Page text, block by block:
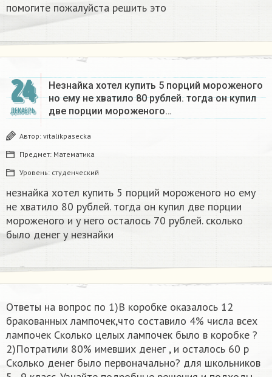
помогите пожалуйста решить это
24
ДЕКАБРЬ
Незнайка хотел купить 5 порций мороженого
но ему не хватило 80 рублей. тогда он купил
две порции мороженого…
Автор: vitalikpasecka
Предмет: Математика
Уровень: студенческий
незнайка хотел купить 5 порций мороженого но ему
не хватило 80 рублей. тогда он купил две порции
мороженого и у него осталось 70 рублей. сколько
было денег у незнайки
Ответы на вопрос по 1)В коробке оказалось 12
бракованных лампочек,что составило 4% числа всех
лампочек Сколько целых лампочек было в коробке ?
2)Потратили 80% имевших денег , и осталось 60 р
Сколько денег было первоначально? для школьников